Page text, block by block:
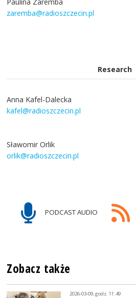
zaremba@radioszczecin.pl
Research
Anna Kafel-Dalecka
kafel@radioszczecin.pl
Sławomir Orlik
orlik@radioszczecin.pl
PODCAST AUDIO
Zobacz także
2026-03-09, godz. 11:49